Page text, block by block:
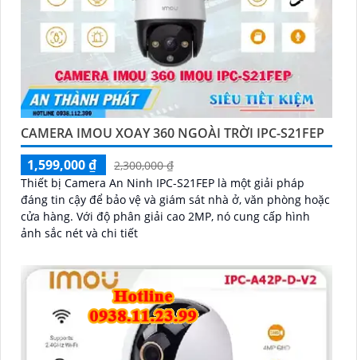
CAMERA IMOU XOAY 360 NGOÀI TRỜI IPC-S21FEP
1,599,000 ₫
2,300,000 ₫
Thiết bị Camera An Ninh IPC-S21FEP là một giải pháp
đáng tin cậy để bảo vệ và giám sát nhà ở, văn phòng hoặc
cửa hàng. Với độ phân giải cao 2MP, nó cung cấp hình
ảnh sắc nét và chi tiết